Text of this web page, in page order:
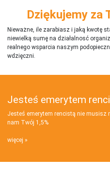
Dziękujemy za
Nieważne, ile zarabiasz i jaką kwotę
niewielką sumę na działalnosć
realnego wsparcia naszym
wdzięczni.
Jesteś emerytem
Jesteś emerytem rencistą nie musisz
nam Twój 1,5%
więcej